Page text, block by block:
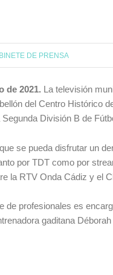
DE PRENSA
de 2021. La televisión
del Centro Histórico
División B de
se pueda disfrutar un
por TDT como por
la RTV Onda Cádiz y el
de profesionales es
gaditana